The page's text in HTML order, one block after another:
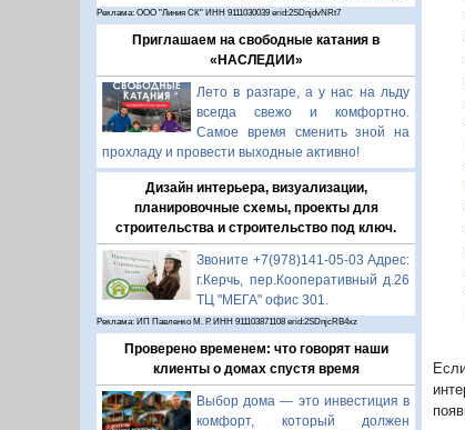
Реклама: ООО "Линия СК" ИНН 9111030039 erid:2SDnjdvNRt7
Приглашаем на свободные катания в
«НАСЛЕДИИ»
Лето в разгаре, а у нас на льду
всегда свежо и комфортно.
Самое время сменить зной на
прохладу и провести выходные активно!
Дизайн интерьера, визуализации,
планировочные схемы, проекты для
строительства и строительство под ключ.
Звоните +7(978)141-05-03 Адрес:
г.Керчь, пер.Кооперативный д.26
ТЦ "МЕГА" офис 301.
Реклама: ИП Павленко М. Р. ИНН 911103871108 erid:2SDnjcRB4xz
Проверено временем: что говорят наши
клиенты о домах спустя время
Выбор дома — это инвестиция в
комфорт, который должен